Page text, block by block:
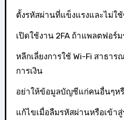
ตั้งรหัสผ่านที่แข็งแรงและไม่
เปิดใช้งาน 2FA ถ้าแพลตฟอร์ม
หลีกเลี่ยงการใช้ Wi-Fi สาธา
การเงิน
อย่าให้ข้อมูลบัญชีแก่คนอื่นๆห
แก้ไขเมื่อลืมรหัสผ่านหรือเข้า